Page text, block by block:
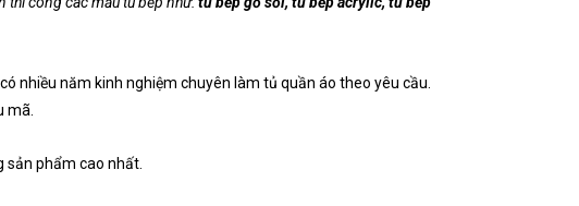
nhiều năm kinh nghiệm chuyên làm tủ quần áo theo yêu cầu.
mã.
sản phẩm cao nhất.